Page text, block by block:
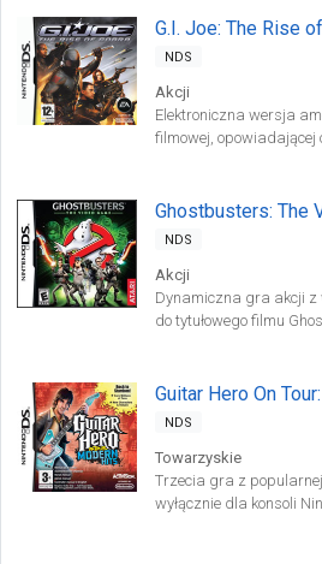
G.I. Joe: The Rise
NDS
Akcji
Elektroniczna wersja
filmowej, opowiadającej
znanych wszystkim
Ghostbusters: The
NDS
Akcji
Dynamiczna gra akcji z
do tytułowego filmu
uratować Nowy Jork
Guitar Hero On
NDS
Towarzyskie
Trzecia gra z
wyłącznie dla konsoli